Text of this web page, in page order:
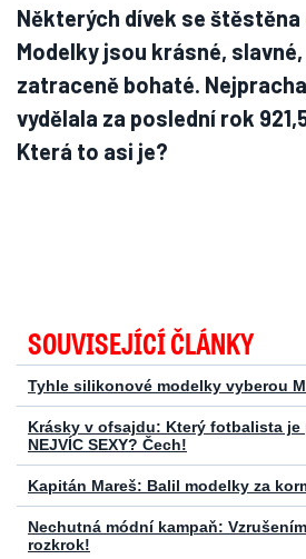
Některých dívek se štěstěna
Modelky jsou krásné,
zatraceně bohaté.
vydělala za poslední rok
Která to asi je?
SOUVISEJÍCÍ ČLÁNKY
Tyhle silikonové modelky vyberou
Krásky v ofsajdu: Který fotbalista je
NEJVÍC SEXY? Čech!
Kapitán Mareš: Balil modelky za
Nechutná módní kampaň:
rozkrok!